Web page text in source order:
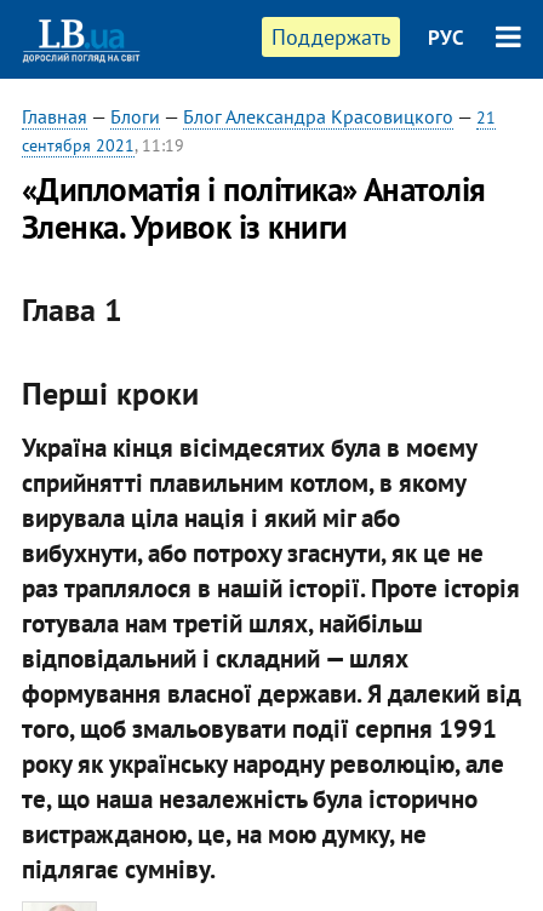
Поддержать РУС
Главная — Блоги — Блог Александра Красовицкого — 21
сентября 2021, 11:19
«Дипломатія і політика» Анатолія
Зленка. Уривок із книги
Глава 1
Перші кроки
Україна кінця вісімдесятих була в моєму
сприйнятті плавильним котлом, в якому
вирувала ціла нація і який міг або
вибухнути, або потроху згаснути, як це не
раз траплялося в нашій історії. Проте історія
готувала нам третій шлях, найбільш
відповідальний і складний — шлях
формування власної держави. Я далекий від
того, щоб змальовувати події серпня 1991
року як українську народну революцію, але
те, що наша незалежність була історично
вистражданою, це, на мою думку, не
підлягає сумніву.